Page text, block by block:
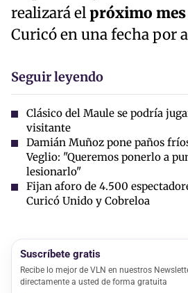
realizará elpróximo
Curicó en una fecha por
Seguir leyendo
Clásico del Maule se podría
visitante
Damián Muñoz pone paños
Veglio: "Queremos ponerlo a
lesionarlo"
Fijan aforo de 4.500
Curicó Unido y Cobreloa
Suscríbete gratis
Recibe lo mejor de VLN en nuestros
directamente a usted de forma gratuita